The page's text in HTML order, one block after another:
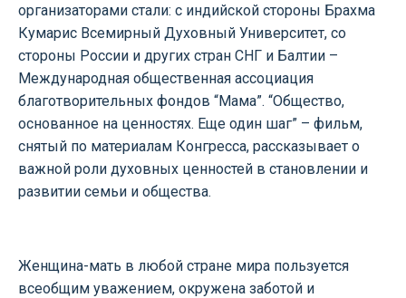
организаторами стали: с индийской стороны Брахма
Кумарис Всемирный Духовный Университет, со
стороны России и других стран СНГ и Балтии –
Международная общественная ассоциация
благотворительных фондов “Мама”. “Общество,
основанное на ценностях. Еще один шаг” – фильм,
снятый по материалам Конгресса, рассказывает о
важной роли духовных ценностей в становлении и
развитии семьи и общества.
Женщина-мать в любой стране мира пользуется
всеобщим уважением, окружена заботой и